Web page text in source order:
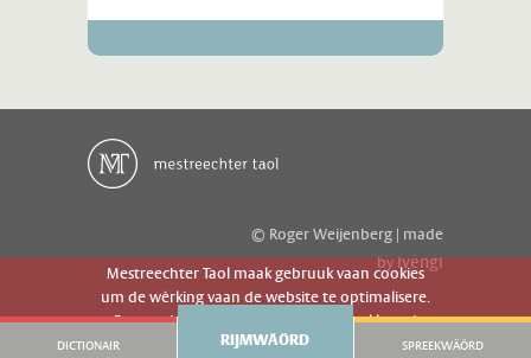
© Roger Weijenberg | made
byivengi
DICTIONAIR RIJMWÄÖRD SPREEKWÄÖRD
Mestreechter Taol maak gebruuk vaan cookies
um de wèrking vaan de website te optimalisere.
Es geer de website gebruuk gaot g'r akkoord
mèt 't gebruuk vaan cookies.